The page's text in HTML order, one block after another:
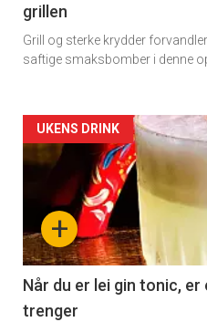
grillen
Grill og sterke krydder
saftige smaksbomber i denne
Forsiden
akkurat
nå
-
2
+
UKENS DRINK
Når du er lei gin tonic,
trenger